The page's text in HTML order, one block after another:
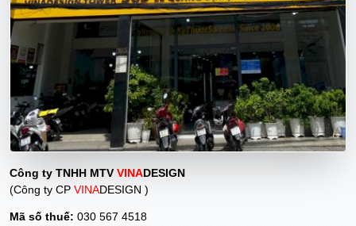
Công ty TNHH MTVVINADESIGN
(Công ty CP VINADESIGN )
Mã số thuế: 030 567 4518